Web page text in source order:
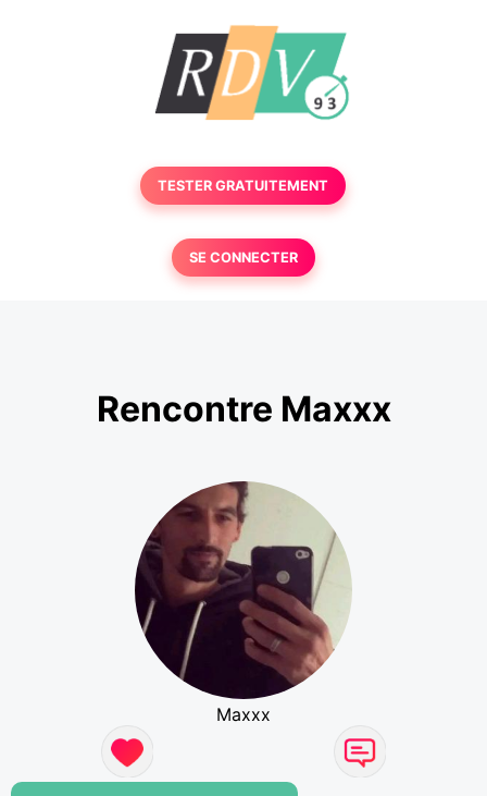
TESTER GRATUITEMENT
SE CONNECTER
Rencontre Maxxx
Maxxx